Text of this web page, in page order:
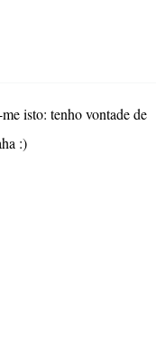
isto: tenho vontade de
:)